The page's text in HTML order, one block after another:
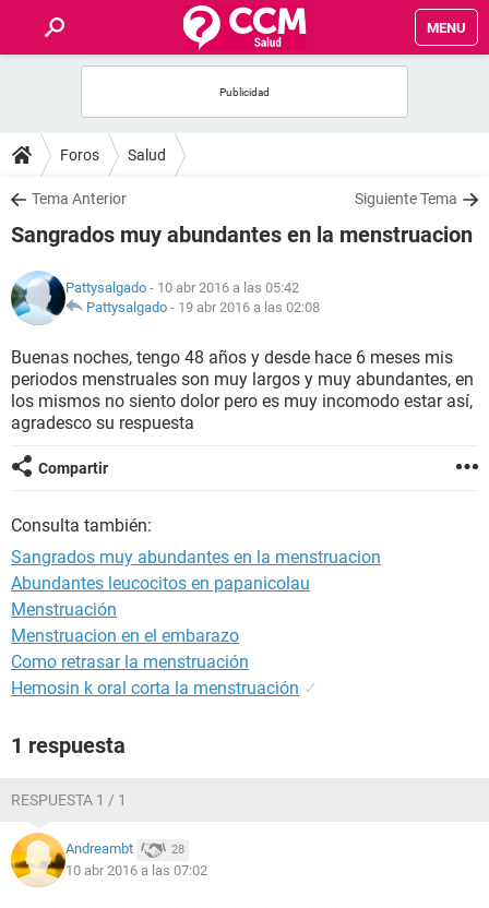
MENU
FOROS
SALUD
FAMILIA
NUTRICIÓN
BIENESTAR
SEXUALIDAD
GLOSARIO
Foros Salud
Tema Anterior Siguiente Tema
Sangrados muy abundantes en la menstruacion
Pattysalgado - 10 abr 2016 a las 05:42
Pattysalgado - 19 abr 2016 a las 02:08
Buenas noches, tengo 48 años y desde hace 6 meses mis
periodos menstruales son muy largos y muy abundantes, en
los mismos no siento dolor pero es muy incomodo estar así,
agradesco su respuesta
Compartir
Consulta también:
Sangrados muy abundantes en la menstruacion
Abundantes leucocitos en papanicolau
Menstruación
Menstruacion en el embarazo
Como retrasar la menstruación
Hemosin k oral corta la menstruación ✓
1 respuesta
RESPUESTA 1 / 1
Andreambt 28
10 abr 2016 a las 07:02